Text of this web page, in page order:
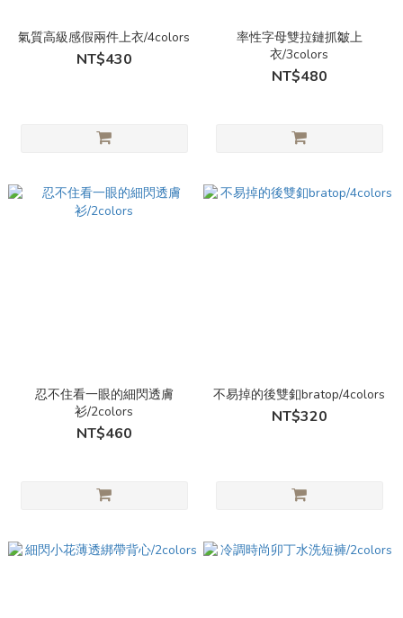
氣質高級感假兩件上衣/4colors
NT$430
率性字母雙拉鏈抓皺上
衣/3colors
NT$480
忍不住看一眼的細閃透膚
衫/2colors
NT$460
不易掉的後雙釦bratop/4colors
NT$320